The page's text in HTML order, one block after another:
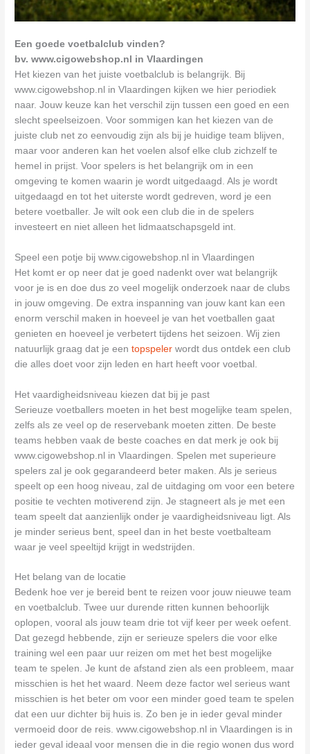
Een goede voetbalclub vinden?
bv. www.cigowebshop.nl in Vlaardingen
Het kiezen van het juiste voetbalclub is belangrijk. Bij
www.cigowebshop.nl in Vlaardingen kijken we hier periodiek
naar. Jouw keuze kan het verschil zijn tussen een goed en een
slecht speelseizoen. Voor sommigen kan het kiezen van de
juiste club net zo eenvoudig zijn als bij je huidige team blijven,
maar voor anderen kan het voelen alsof elke club zichzelf te
hemel in prijst. Voor spelers is het belangrijk om in een
omgeving te komen waarin je wordt uitgedaagd. Als je wordt
uitgedaagd en tot het uiterste wordt gedreven, word je een
betere voetballer. Je wilt ook een club die in de spelers
investeert en niet alleen het lidmaatschapsgeld int.
Speel een potje bij www.cigowebshop.nl in Vlaardingen
Het komt er op neer dat je goed nadenkt over wat belangrijk
voor je is en doe dus zo veel mogelijk onderzoek naar de clubs
in jouw omgeving. De extra inspanning van jouw kant kan een
enorm verschil maken in hoeveel je van het voetballen gaat
genieten en hoeveel je verbetert tijdens het seizoen. Wij zien
natuurlijk graag dat je eentopspeler wordt dus ontdek een club
die alles doet voor zijn leden en hart heeft voor voetbal.
Het vaardigheidsniveau kiezen dat bij je past
Serieuze voetballers moeten in het best mogelijke team spelen,
zelfs als ze veel op de reservebank moeten zitten. De beste
teams hebben vaak de beste coaches en dat merk je ook bij
www.cigowebshop.nl in Vlaardingen. Spelen met superieure
spelers zal je ook gegarandeerd beter maken. Als je serieus
speelt op een hoog niveau, zal de uitdaging om voor een betere
positie te vechten motiverend zijn. Je stagneert als je met een
team speelt dat aanzienlijk onder je vaardigheidsniveau ligt. Als
je minder serieus bent, speel dan in het beste voetbalteam
waar je veel speeltijd krijgt in wedstrijden.
Het belang van de locatie
Bedenk hoe ver je bereid bent te reizen voor jouw nieuwe team
en voetbalclub. Twee uur durende ritten kunnen behoorlijk
oplopen, vooral als jouw team drie tot vijf keer per week oefent.
Dat gezegd hebbende, zijn er serieuze spelers die voor elke
training wel een paar uur reizen om met het best mogelijke
team te spelen. Je kunt de afstand zien als een probleem, maar
misschien is het het waard. Neem deze factor wel serieus want
misschien is het beter om voor een minder goed team te spelen
dat een uur dichter bij huis is. Zo ben je in ieder geval minder
vermoeid door de reis. www.cigowebshop.nl in Vlaardingen is in
ieder geval ideaal voor mensen die in die regio wonen dus word